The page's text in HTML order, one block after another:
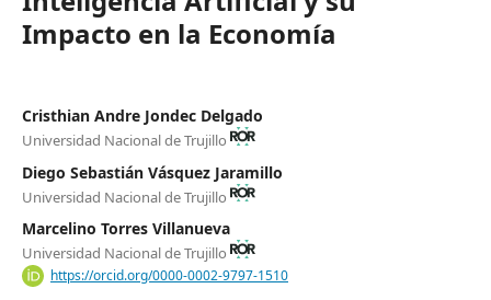
Impacto en la Economía
Cristhian Andre Jondec Delgado
Universidad Nacional de Trujillo
Diego Sebastián Vásquez Jaramillo
Universidad Nacional de Trujillo
Marcelino Torres Villanueva
Universidad Nacional de Trujillo
https://orcid.org/0000-0002-9797-1510